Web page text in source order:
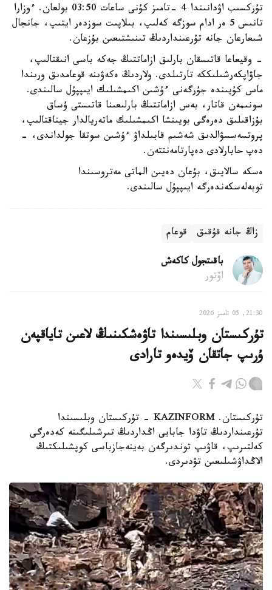
تۇركسىب اۋدانىندا 4 -تامىز كۇنى ساعات 03:50 بولعان. ءوزارا
تانىس 5 ەر ادام سوزگە كەلىپ، بىلاپىت سوزدەر ايتىپ، جانجال
شىعارعان جانە تۇرعىنداردىڭ تىنىشتىعىن بۇزعان.
- وقيعاعا قاتىسقان بارلىق ازاماتتىڭ جەكە باسى انىقتالىپ،
جاۋاپكەرشىلىككە تارتىلدى. ولاردىڭ ەكەۋىنە قوعامدىق ورىندا
ماس كۇيىندە جۇرگەنى ءۇشىن اكىمشىلىك ايىپپۇل سالىندى.
سونىمەن قاتار، بەس ازاماتتىڭ بارلىعىنا قاتىستى ۇساق
بۇزاقىلىق دەرەگى بويىنشا اكىمشىلىك ماتەريالدار جيناقتالىپ،
پروتسەسسۋالدىق شەشىم قابىلداۋ ءۇشىن سوتقا جولداندى، -
دەپ حابارلادى دەپارتامەنتتەن.
ەسكە سالايىق، بۇعان دەيىن الماتى مەتروسىندا
توبەلەسكەندەرگە ايىپپۇل سالىندى.
زاڭ جانە قۇقىق قوعام
باقىتجول كاكەش
اۆتور
21:30, 05 تامىز 2026
تۇركىستان وبلىسىندا تاۋەشكىنىڭ لاعىن تاياقپەن
ۇرىپ جاتقان ۆيدەو تارادى
تۇركىستان. KAZINFORM - تۇركىستان وبلىسىندا
تۇرعىنداردىڭ تاۋدا جابايى اڭداردىڭ تىرشىلىگىنە كەدەرگى
كەلتىرىپ، قاۋىپ توندىرگەن بەينەجازباسى كوپشىلىكتىڭ
الاڭداۋشىلىعىن تۋدىردى.